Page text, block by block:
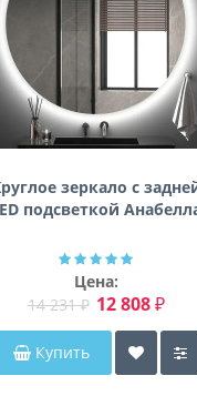
зеркало с
подсветкой
Цена:
14 231 ₽ 12 808 ₽
Купить